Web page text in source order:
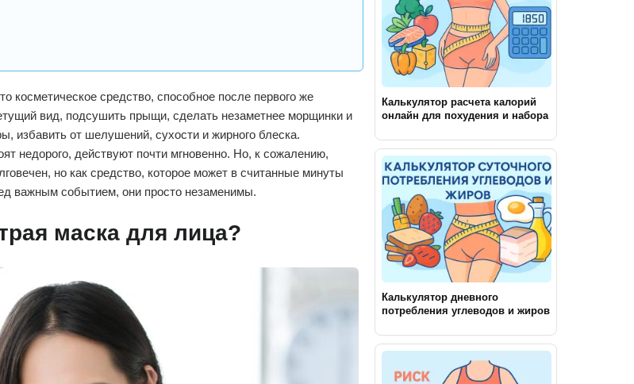
Калькулятор расчета калорий
онлайн для похудения и набора
Калькулятор дневного
потребления углеводов и жиров
косметическое средство, способное после первого же
вид, подсушить прыщи, сделать незаметнее морщинки и
избавить от шелушений, сухости и жирного блеска.
недорого, действуют почти мгновенно. Но, к сожалению,
но как средство, которое может в считанные минуты
важным событием, они просто незаменимы.
маска для лица?